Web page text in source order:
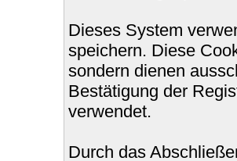
Dieses System
speichern. Diese
sondern dienen
Bestätigung der
verwendet.
Durch das